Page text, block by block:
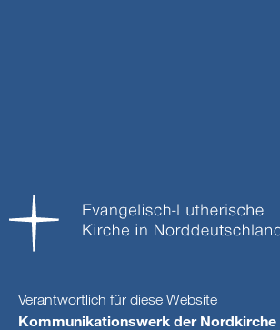
Verantwortlich für diese Website
Kommunikationswerk der Nordkirche